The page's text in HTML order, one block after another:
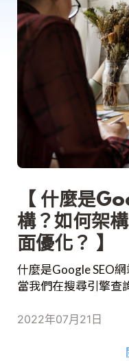
【 什麼是
構？如何架
面優化？ 】
什麼是Google SEO
當我們在搜尋引擎查
要，SEO是一連串改
作的網站越符合SEO
2022年07月21日